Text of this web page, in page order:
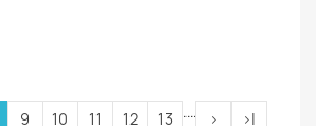
9 10 11 12 13 .... > >|